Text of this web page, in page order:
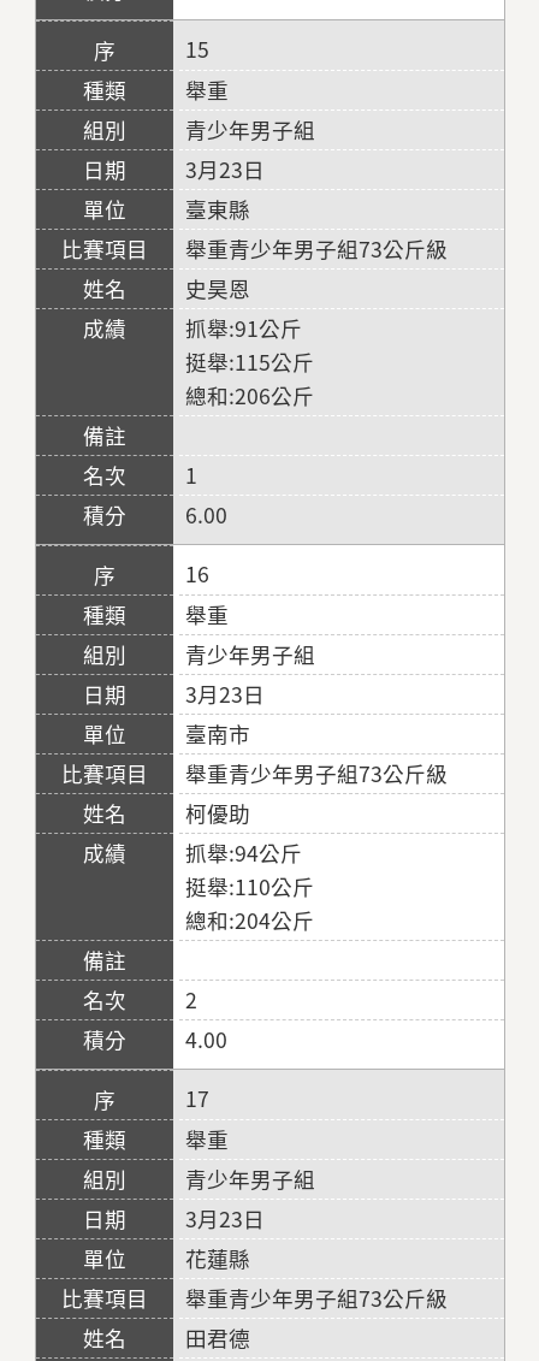
15
舉重
青少年男子組
3月23日
臺東縣
舉重青少年男子組73公斤級
史昊恩
抓舉:91公斤
挺舉:115公斤
總和:206公斤
1
6.00
16
舉重
青少年男子組
3月23日
臺南市
舉重青少年男子組73公斤級
柯優助
抓舉:94公斤
挺舉:110公斤
總和:204公斤
2
4.00
17
舉重
青少年男子組
3月23日
花蓮縣
舉重青少年男子組73公斤級
田君德